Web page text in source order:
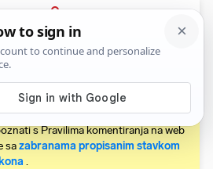
PRIJAVA
Relevantni
želi komentirati članke obvezan je
s Pravilima komentiranja na web
sazabranama propisanim stavkom
.